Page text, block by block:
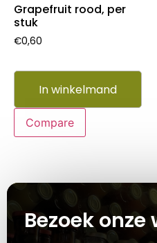
Grapefruit rood, per
stuk
€0,60
In winkelmand
Compare
Bezoek